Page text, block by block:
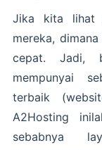
Jika kita lihat
mereka,
cepat. Jadi,
mempunyai
terbaik
A2Hosting
sebabnya